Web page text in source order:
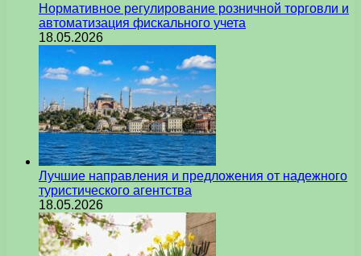
Нормативное регулирование розничной торговли и
автоматизация фискального учета
18.05.2026
Лучшие направления и предложения от надежного
туристического агентства
18.05.2026